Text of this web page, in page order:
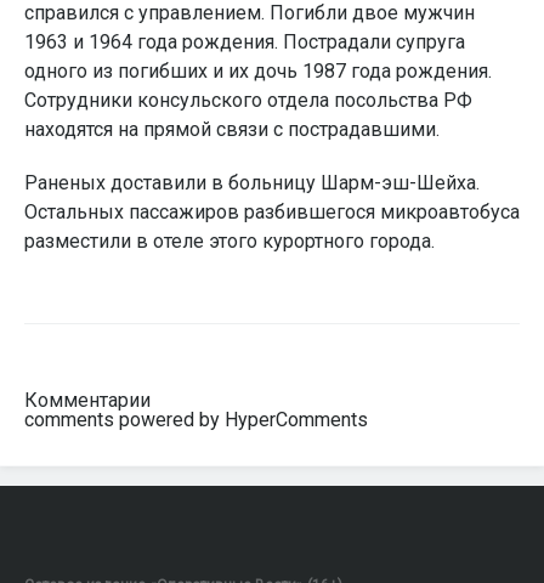
справился с управлением. Погибли двое мужчин
1963 и 1964 года рождения. Пострадали супруга
одного из погибших и их дочь 1987 года рождения.
Сотрудники консульского отдела посольства РФ
находятся на прямой связи с пострадавшими.
Раненых доставили в больницу Шарм-эш-Шейха.
Остальных пассажиров разбившегося микроавтобуса
разместили в отеле этого курортного города.
Комментарии
comments powered by HyperComments